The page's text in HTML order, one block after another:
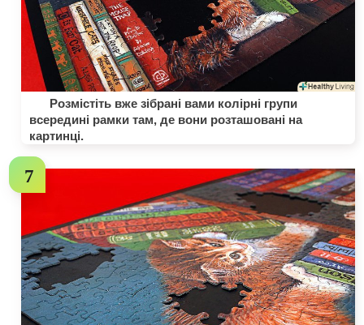
Розмістіть вже зібрані вами колірні групи
всередині рамки там, де вони розташовані на
картинці.